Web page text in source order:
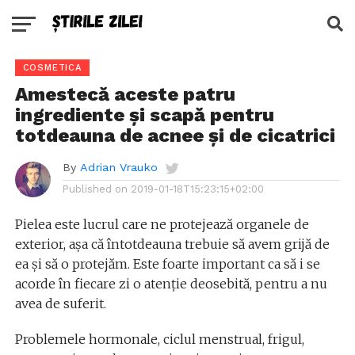
COSMETICA
Amestecă aceste patru
ingrediente și scapă pentru
totdeauna de acnee și de cicatrici
By Adrian Vrauko
Published on 2019-01-18T15:23:15+02:00
Pielea este lucrul care ne protejează organele de
exterior, așa că întotdeauna trebuie să avem grijă de
ea și să o protejăm. Este foarte important ca să i se
acorde în fiecare zi o atenție deosebită, pentru a nu
avea de suferit.
Problemele hormonale, ciclul menstrual, frigul,